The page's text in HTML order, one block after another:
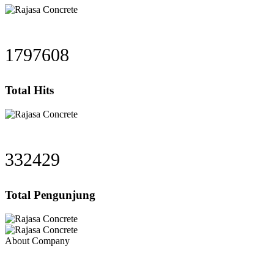
2283607
Total Hits
422304
Total Pengunjung
About Company